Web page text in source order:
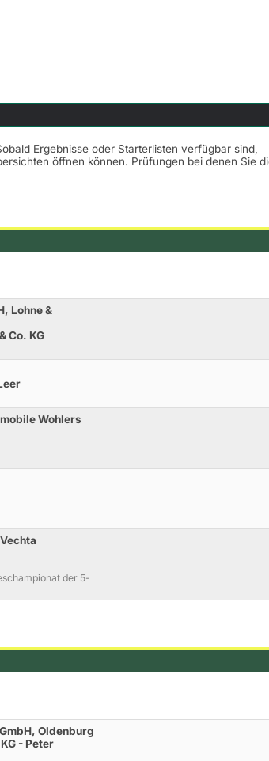
Ergebnisse oder Starterlisten verfügbar sind,
öffnen können. Prüfungen bei denen Sie
Lohne &
Co. KG
Wohlers
der 5-
Oldenburg
- Peter